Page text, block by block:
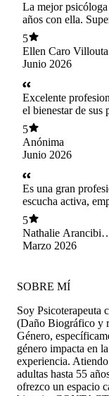
La mejor
años con ella.
cercana.
5
Ellen Caro Villouta
Junio 2026
Excelente
el bienestar de sus
empatica. Su
confianza han
proceso. Muchas
5
Anónima
Junio 2026
Es una gran
escucha activa,
5
Nathalie Arancibia
Fredes
Marzo 2026
SOBRE MÍ
Soy Psicoterapeuta
(Daño Biográfico y
Género,
género impacta en
experiencia. Atiendo
adultas hasta 55
ofrezco un espacio